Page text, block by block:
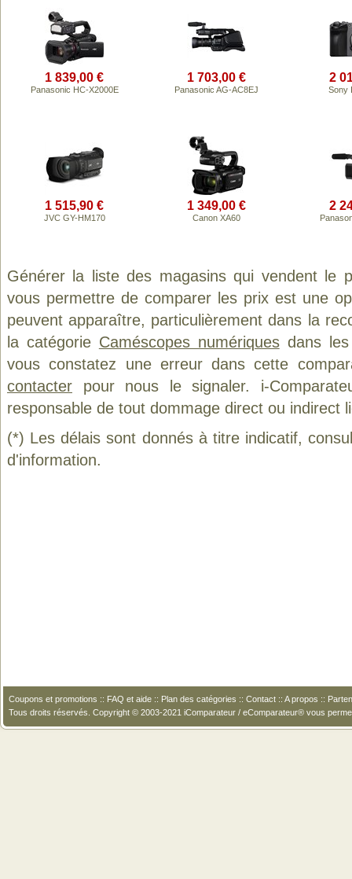
1 839,00 €
Panasonic HC-X2000E
1 703,00 €
Panasonic AG-AC8EJ
2
Sony
1 515,90 €
JVC GY-HM170
1 349,00 €
Canon XA60
2
Générer la liste des magasins qui vendent le
vous permettre de comparer les prix est une
peuvent apparaître, particulièrement dans la
la catégorie Caméscopes numériquesdans les
vous constatez une erreur dans cette
contacter pour nous le signaler. i-
responsable de tout dommage direct ou indirect
(*) Les délais sont donnés à titre indicatif,
d'information.
Coupons et promotions :: FAQ et aide :: Plan des catégories :: Contact :: A propos ::
Tous droits réservés. Copyright © 2003-2021 iComparateur / eComparateur® vous